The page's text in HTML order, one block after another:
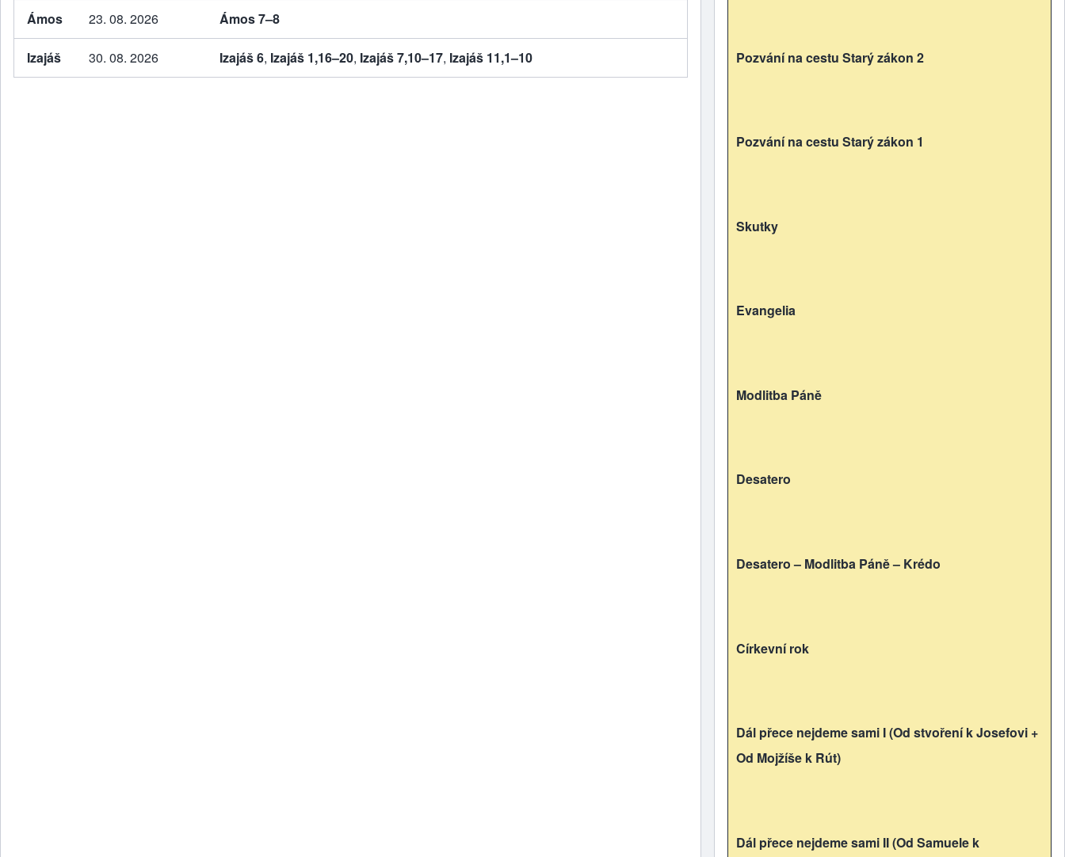
Ámos 23. 08. 2026 Ámos 7–8
Izajáš 30. 08. 2026 Izajáš 6, Izajáš 1,16–20, Izajáš 7,10–17, Izajáš 11,1–10 Pozvání na cestu Starý zákon 2
Pozvání na cestu Starý zákon 1
Skutky
Evangelia
Modlitba Páně
Desatero
Desatero – Modlitba Páně – Krédo
Církevní rok
Dál přece nejdeme sami I (Od stvoření k Josefovi +
Od Mojžíše k Rút)
Dál přece nejdeme sami II (Od Samuele k